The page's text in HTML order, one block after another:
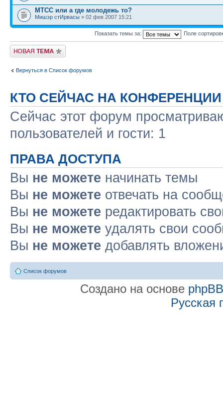
МТСС или а где молодежь то?
Мишэр стИрвасы » 02 фев 2007 15:21
Показать темы за: Поле
Новая тема
Вернуться в Список форумов
КТО СЕЙЧАС НА КОНФЕРЕНЦИИ
Сейчас этот форум
пользователей и гости: 1
ПРАВА ДОСТУПА
Вы не можете начинать темы
Вы не можете отвечать на
Вы не можете редактировать
Вы не можете удалять свои
Вы не можете добавлять
Список форумов
Создано на основе phpBB
Русская